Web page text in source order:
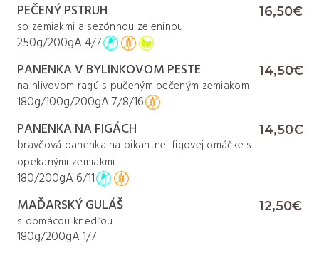
PEČENÝ PSTRUH
so zemiakmi a sezónnou zeleninou
250g/200gA4/7
16,50€
PANENKA V BYLINKOVOM PESTE
na hlivovom ragú s pučeným pečeným zemiakom
180g/100g/200gA7/8/16
14,50€
PANENKA NA FIGÁCH
bravčová panenka na pikantnej figovej omáčke s
opekanými zemiakmi
180/200gA 6/11
14,50€
MAĎARSKÝ GULÁŠ
s domácou knedľou
180g/200gA1/7
12,50€